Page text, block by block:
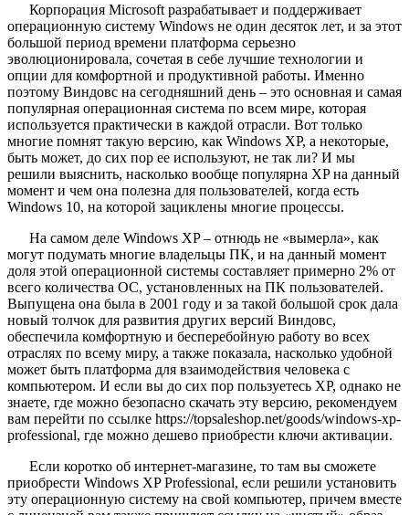
Корпорация Microsoft разрабатывает и поддерживает
операционную систему Windows не один десяток лет, и за этот
большой период времени платформа серьезно
эволюционировала, сочетая в себе лучшие технологии и
опции для комфортной и продуктивной работы. Именно
поэтому Виндовс на сегодняшний день – это основная и самая
популярная операционная система по всем мире, которая
используется практически в каждой отрасли. Вот только
многие помнят такую версию, как Windows XP, а некоторые,
быть может, до сих пор ее используют, не так ли? И мы
решили выяснить, насколько вообще популярна XP на данный
момент и чем она полезна для пользователей, когда есть
Windows 10, на которой зациклены многие процессы.
На самом деле Windows XP – отнюдь не «вымерла», как
могут подумать многие владельцы ПК, и на данный момент
доля этой операционной системы составляет примерно 2% от
всего количества ОС, установленных на ПК пользователей.
Выпущена она была в 2001 году и за такой большой срок дала
новый толчок для развития других версий Виндовс,
обеспечила комфортную и бесперебойную работу во всех
отраслях по всему миру, а также показала, насколько удобной
может быть платформа для взаимодействия человека с
компьютером. И если вы до сих пор пользуетесь XP, однако не
знаете, где можно безопасно скачать эту версию, рекомендуем
вам перейти по ссылке https://topsaleshop.net/goods/windows-xp-
professional, где можно дешево приобрести ключи активации.
Если коротко об интернет-магазине, то там вы сможете
приобрести Windows XP Professional, если решили установить
эту операционную систему на свой компьютер, причем вместе